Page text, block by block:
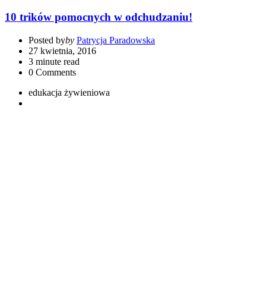
10 trików pomocnych w odchudzaniu!
Posted byby Patrycja Paradowska
27 kwietnia, 2016
3 minute read
0 Comments
edukacja żywieniowa